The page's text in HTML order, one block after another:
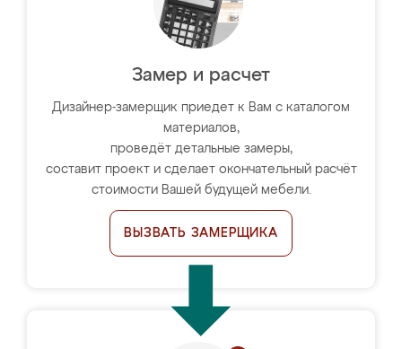
Замер и расчет
Дизайнер-замерщик приедет к Вам с каталогом
материалов,
проведёт детальные замеры,
составит проект и сделает окончательный расчёт
стоимости Вашей будущей мебели.
ВЫЗВАТЬ ЗАМЕРЩИКА